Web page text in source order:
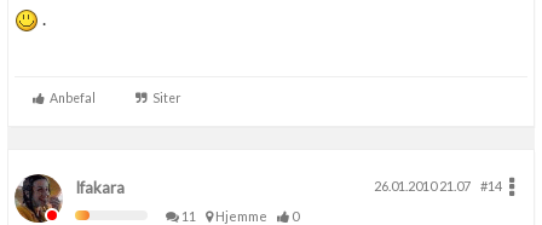
.
Anbefal Siter
Ifakara 26.01.2010 21.07
#14
11
Hjemme 0